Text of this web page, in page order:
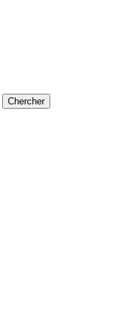
Chercher